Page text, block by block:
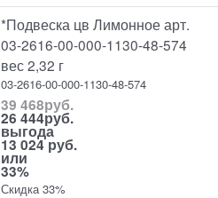
*Подвеска цв Лимонное арт.
03-2616-00-000-1130-48-574
вес 2,32 г
03-2616-00-000-1130-48-574
39 468руб.
26 444руб.
выгода
13 024 руб.
или
33%
Скидка 33%